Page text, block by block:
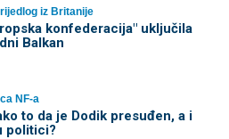
iz Britanije
konfederacija" uključila
Balkan
NF-a
to da je Dodik presuđen, a i
politici?